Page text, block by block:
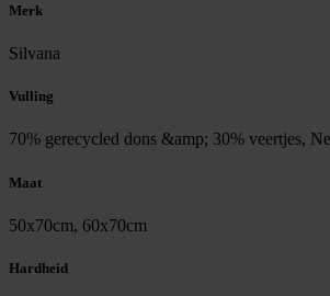
Merk
Silvana
Vulling
70% gerecycled dons &amp; 30% veertjes,
Maat
50x70cm, 60x70cm
Hardheid